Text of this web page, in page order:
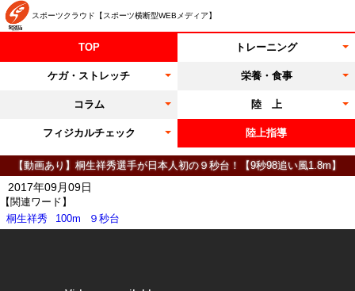
スポーツクラウド【スポーツ横断型WEBメディア】
TOP トレーニング
ケガ・ストレッチ 栄養・食事
コラム 陸 上
フィジカルチェック 陸上指導
【動画あり】桐生祥秀選手が日本人初の９秒台！【9秒98追い風1.8m】
【関連ワード】
桐生祥秀
100m ９秒台
2017年09月09日